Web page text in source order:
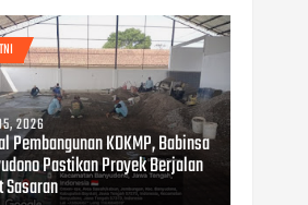
2026
Pembangunan KDKMP, Babinsa
Pastikan Proyek Berjalan
Sasaran